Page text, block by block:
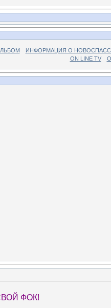
ИНФОРМАЦИЯ О
ON LINE TV
ФОК!